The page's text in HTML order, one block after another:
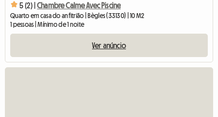
5 (2) | Chambre Calme Avec Piscine
Quarto em casa do anfitrião | Bègles (33130) | 10 M2
1 pessoas | Mínimo de 1 noite
Ver anúncio